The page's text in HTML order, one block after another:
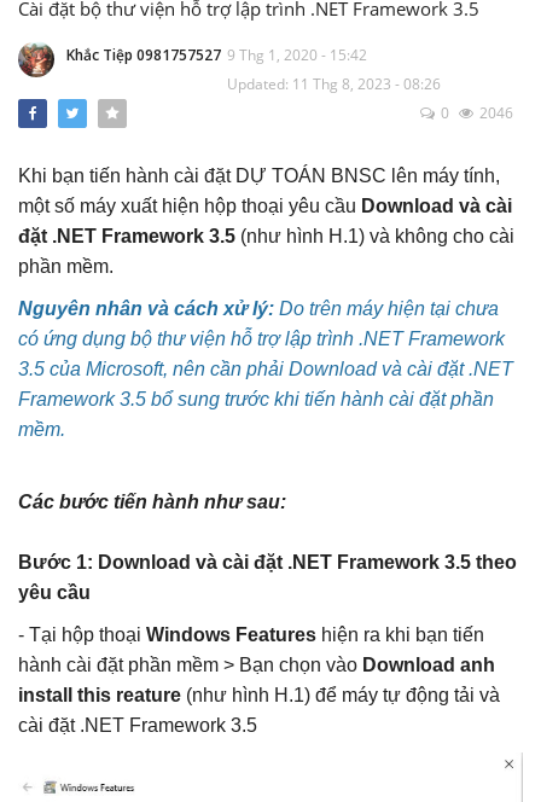
Văn bản Số: 5787/TCĐBVN-QLBTĐB: Phân
Khắc Tiệp 0981757527
Nhân công, Giá ca máy; Hướng dẫn các tỉnh
thành
Khắc Tiệp 0981757527 11 Thg 6, 2025 0 214
Chi phí thẩm tra Thiết kế và thẩm tra Dự
toán khi nào thì được điều chỉnh k=1,2
1.1 Cài đặt phần mềm DỰ TOÁN BNSC
Khắc Tiệp 0981757527 10 Thg 6, 2025 0 150
3.1 Thẩm định file Dự toán BNSC
Khắc Tiệp 0981757527
Cài đặt bộ thư viện hỗ trợ lập trình .NET Framework 3.5
Khắc Tiệp 0981757527 9 Thg 1, 2020 - 15:42
Updated: 11 Thg 8, 2023 - 08:26
0
2046
Khi bạn tiến hành cài đặt DỰ TOÁN BNSC lên máy tính,
một số máy xuất hiện hộp thoại yêu cầu Download và cài
đặt .NET Framework 3.5 (như hình H.1) và không cho cài
phần mềm.
Nguyên nhân và cách xử lý: Do trên máy hiện tại chưa
có ứng dụng bộ thư viện hỗ trợ lập trình .NET Framework
3.5 của Microsoft, nên cần phải Download và cài đặt .NET
Framework 3.5 bổ sung trước khi tiến hành cài đặt phần
mềm.
Các bước tiến hành như sau:
Bước 1: Download và cài đặt .NET Framework 3.5 theo
yêu cầu
- Tại hộp thoại Windows Features hiện ra khi bạn tiến
hành cài đặt phần mềm > Bạn chọn vào Download anh
install this reature (như hình H.1) để máy tự động tải và
cài đặt .NET Framework 3.5